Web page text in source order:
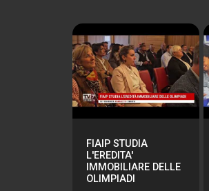
FIAIP STUDIA
L'EREDITA'
IMMOBILIARE DELLE
OLIMPIADI